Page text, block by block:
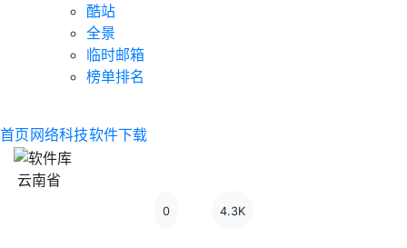
酷站
全景
临时邮箱
榜单排名
首页 网络科技软件下载
云南省
0 4.3K